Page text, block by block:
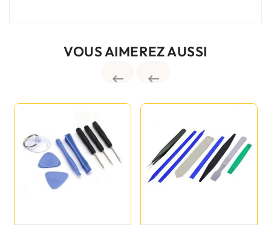
VOUS AIMEREZ AUSSI
 